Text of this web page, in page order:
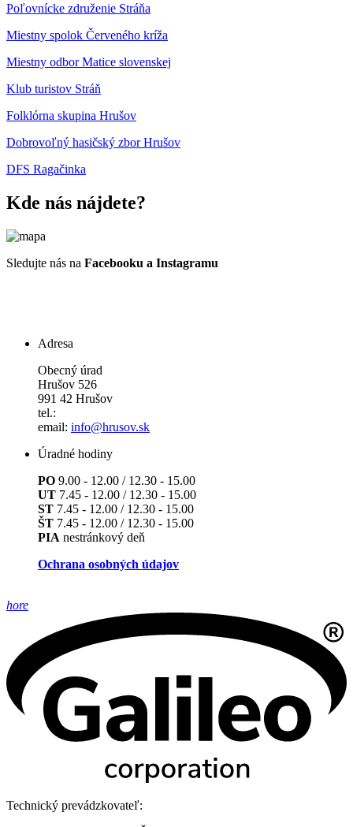
Poľovnícke združenie Stráňa
Miestny spolok Červeného kríža
Miestny odbor Matice slovenskej
Klub turistov Stráň
Folklórna skupina Hrušov
Dobrovoľný hasičský zbor Hrušov
DFS Ragačinka
Kde nás nájdete?
Sledujte nás na Facebooku a Instagramu
Adresa
Obecný úrad
Hrušov 526
991 42 Hrušov
tel.:
email: info@hrusov.sk
Úradné hodiny
PO 9.00 - 12.00 / 12.30 - 15.00
UT 7.45 - 12.00 / 12.30 - 15.00
ST 7.45 - 12.00 / 12.30 - 15.00
ŠT 7.45 - 12.00 / 12.30 - 15.00
PIA nestránkový deň
Ochrana osobných údajov
hore
Technický prevádzkovateľ: